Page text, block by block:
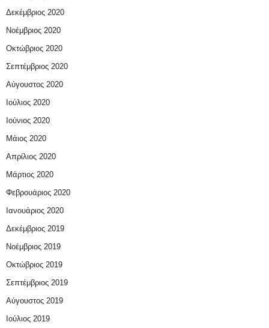
Δεκέμβριος 2020
Νοέμβριος 2020
Οκτώβριος 2020
Σεπτέμβριος 2020
Αύγουστος 2020
Ιούλιος 2020
Ιούνιος 2020
Μάιος 2020
Απρίλιος 2020
Μάρτιος 2020
Φεβρουάριος 2020
Ιανουάριος 2020
Δεκέμβριος 2019
Νοέμβριος 2019
Οκτώβριος 2019
Σεπτέμβριος 2019
Αύγουστος 2019
Ιούλιος 2019